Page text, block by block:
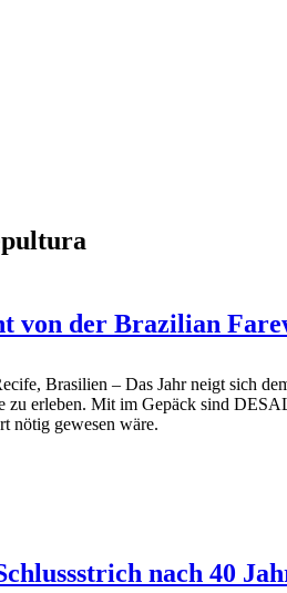
von der Brazilian
Brasilien – Das Jahr neigt sich
zu erleben. Mit im Gepäck sind
nötig gewesen wäre.
nach 40